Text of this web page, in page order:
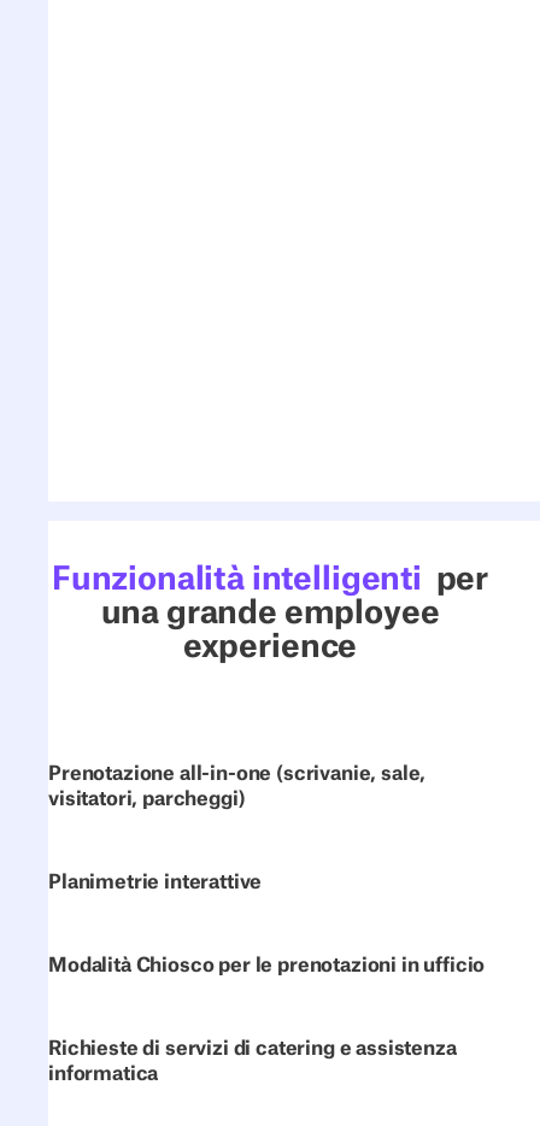
Funzionalità intelligenti per
una grande employee
experience
Prenotazione all-in-one (scrivanie, sale,
visitatori, parcheggi)
Planimetrie interattive
Modalità Chiosco per le prenotazioni in ufficio
Richieste di servizi di catering e assistenza
informatica